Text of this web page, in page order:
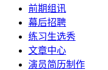
​前期组讯
​幕后招聘
​练习生选秀
文章中心
演员简历制作